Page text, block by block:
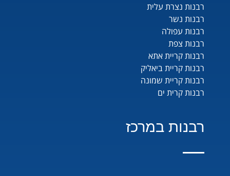
רבנות נצרת עלית
רבנות נשר
רבנות עפולה
רבנות צפת
רבנות קריית אתא
רבנות קריית ביאליק
רבנות קריית שמונה
רבנות קרית ים
רבנות במרכז